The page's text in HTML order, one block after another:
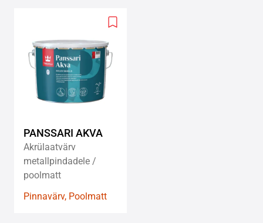
Add
wishlist
PANSSARI AKVA
Akrülaatvärv
metallpindadele /
poolmatt
Pinnavärv, Poolmatt